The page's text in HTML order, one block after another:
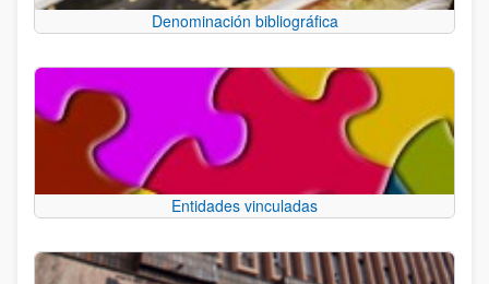
Denominación bibliográfica
Entidades vinculadas